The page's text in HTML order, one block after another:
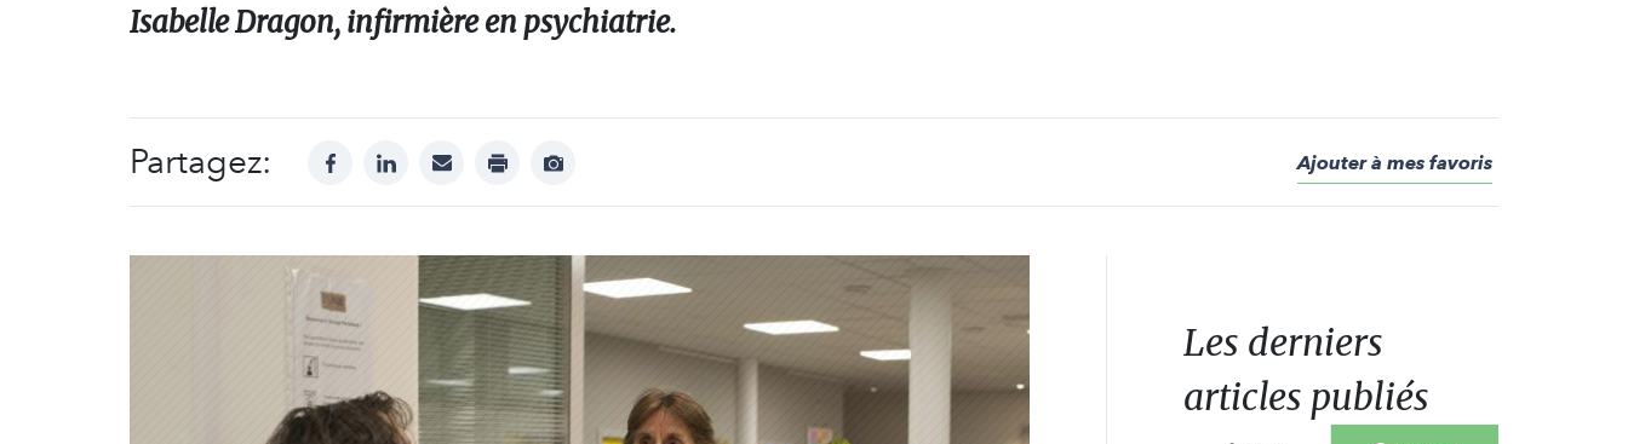
Isabelle Dragon, infirmière en psychiatrie.
Partagez: facebooklinkedinmail print
Afficher
Ajouter à mes favoris
Les derniers
articles publiés